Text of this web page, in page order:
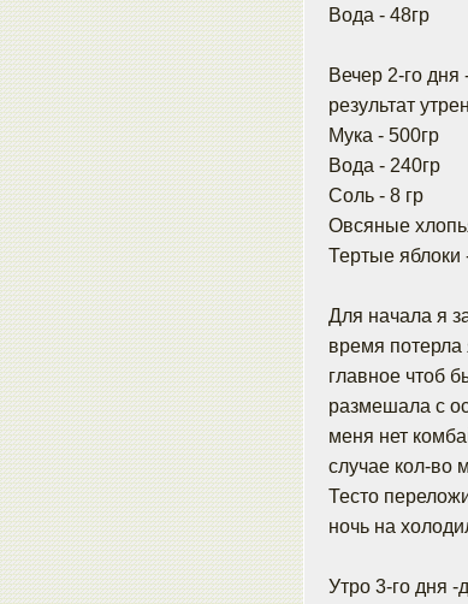
Вода - 48гр
Вечер 2-го дня
результат
Мука - 500гр
Вода - 240гр
Соль - 8 гр
Овсяные
Тертые яблоки
Для начала я
время потерла
главное чтоб
размешала с
меня нет
случае кол-во
Тесто
ночь на
Утро 3-го дня -